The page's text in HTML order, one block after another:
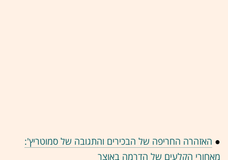
● האזהרה החריפה של הבכירים והתגובה של סמוטריץ':
מאחורי הקלעים של הדרמה באוצר